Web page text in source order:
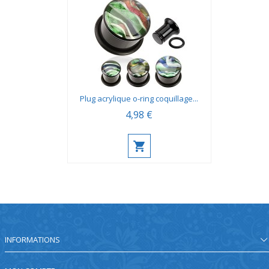
Plug acrylique o-ring coquillage...
4,98 €
INFORMATIONS